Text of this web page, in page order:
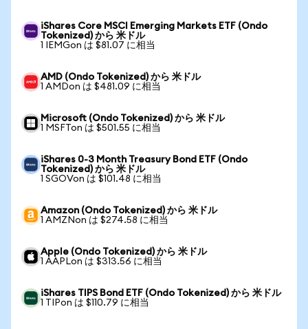
iShares Core MSCI Emerging Markets ETF (Ondo
Tokenized) から 米ドル
1 IEMGon は $81.07 に相当
AMD (Ondo Tokenized) から 米ドル
1 AMDon は $481.09 に相当
Microsoft (Ondo Tokenized) から 米ドル
1 MSFTon は $501.55 に相当
iShares 0-3 Month Treasury Bond ETF (Ondo
Tokenized) から 米ドル
1 SGOVon は $101.48 に相当
Amazon (Ondo Tokenized) から 米ドル
1 AMZNon は $274.58 に相当
Apple (Ondo Tokenized) から 米ドル
1 AAPLon は $313.56 に相当
iShares TIPS Bond ETF (Ondo Tokenized) から 米ドル
1 TIPon は $110.79 に相当